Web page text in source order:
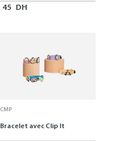
45 DH
CMP
Bracelet avec Clip It